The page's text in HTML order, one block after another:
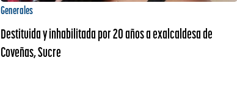
Generales
Destituida y inhabilitada por 20 años a exalcaldesa de
Coveñas, Sucre